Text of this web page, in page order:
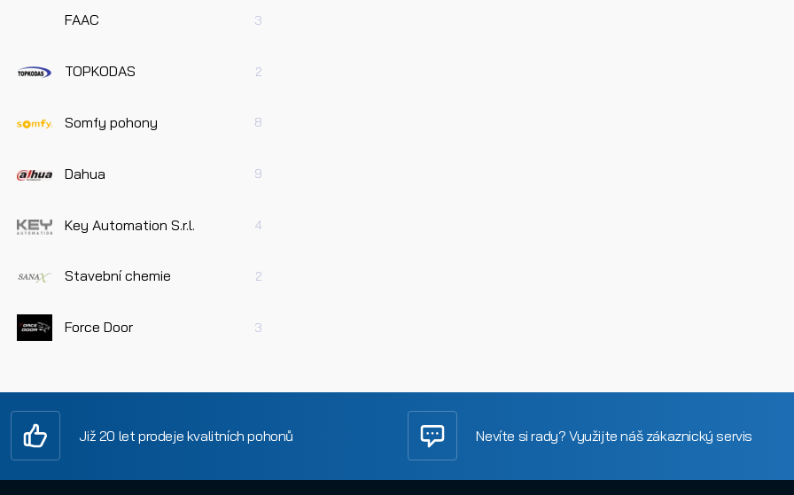
FAAC 3
TOPKODAS 2
Somfy pohony 8
Dahua 9
Key Automation S.r.l. 4
Stavební chemie 2
Force Door 3
Již 20 let prodeje kvalitních pohonů Nevíte si rady? Využijte náš zákaznický servis